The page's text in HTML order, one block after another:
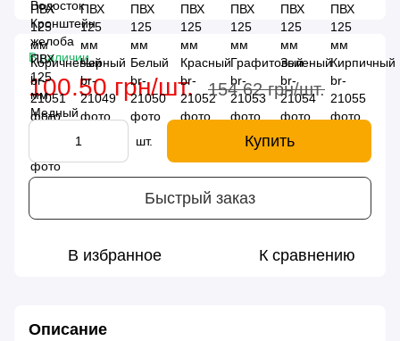
В наличии
100.50 грн/шт. 154.62 грн/шт.
шт. Купить
Быстрый заказ
В избранное К сравнению
Описание